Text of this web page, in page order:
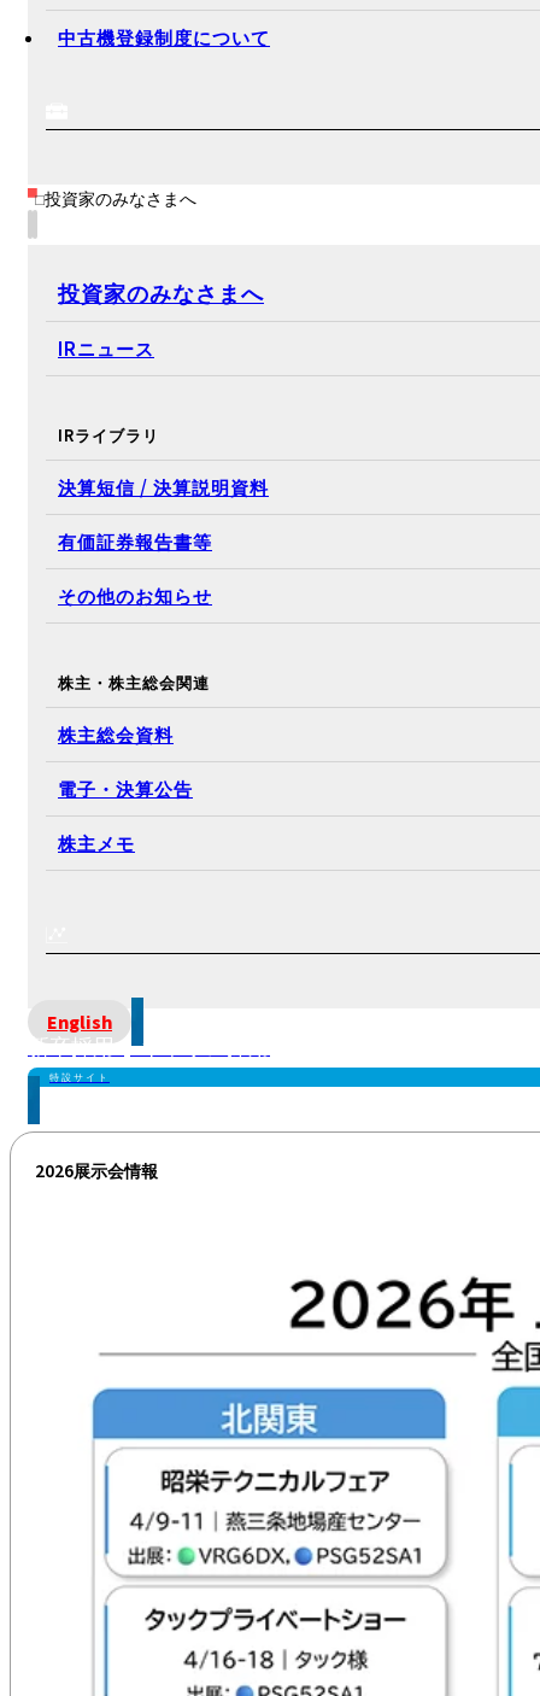
中古機登録制度について
投資家のみなさまへ
投資家のみなさまへ
IRニュース
IRライブラリ
決算短信 / 決算説明資料
有価証券報告書等
その他のお知らせ
株主・株主総会関連
株主総会資料
電子・決算公告
株主メモ
English
新卒採用 | キャリア採用
特設サイト
2026展示会情報